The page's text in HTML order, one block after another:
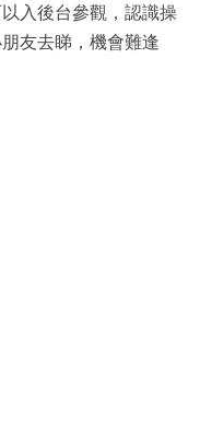
入後台參觀，認識操
友去睇，機會難逢